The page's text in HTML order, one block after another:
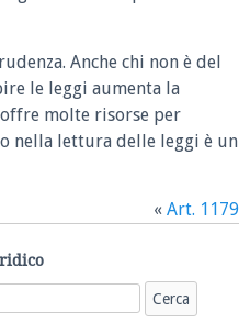
Anche chi non è del
le leggi aumenta la
molte risorse per
nella lettura delle leggi è un
« Art. 1179